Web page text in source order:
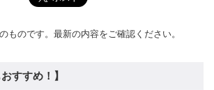
ものです。最新の内容をご確認ください。
すすめ！】